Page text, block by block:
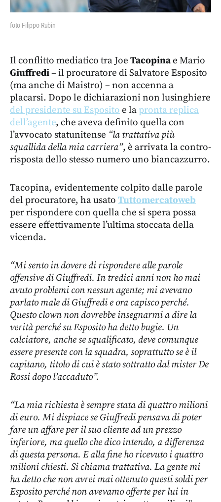
foto Filippo Rubin
Il conflitto mediatico tra Joe Tacopinae Mario
Giuffredi– il procuratore di Salvatore Esposito
(ma anche di Maistro) – non accenna a
placarsi. Dopo le dichiarazioni non lusinghiere
del presidente su Esposito e la pronta replica
dell’agente, che aveva definito quella con
l’avvocato statunitense “la trattativa più
squallida della mia carriera”, è arrivata la contro-
risposta dello stesso numero uno biancazzurro.
Tacopina, evidentemente colpito dalle parole
del procuratore, ha usato Tuttomercatoweb
per rispondere con quella che si spera possa
essere effettivamente l’ultima stoccata della
vicenda.
“Mi sento in dovere di rispondere alle parole
offensive di Giuffredi. In tredici anni non ho mai
avuto problemi con nessun agente; mi avevano
parlato male di Giuffredi e ora capisco perché.
Questo clown non dovrebbe insegnarmi a dire la
verità perché su Esposito ha detto bugie. Un
calciatore, anche se squalificato, deve comunque
essere presente con la squadra, soprattutto se è il
capitano, titolo di cui è stato sottratto dal mister De
Rossi dopo l’accaduto”.
“La mia richiesta è sempre stata di quattro milioni
di euro. Mi dispiace se Giuffredi pensava di poter
fare un affare per il suo cliente ad un prezzo
inferiore, ma quello che dico intendo, a differenza
di questa persona. E alla fine ho ricevuto i quattro
milioni chiesti. Si chiama trattativa. La gente mi
ha detto che non avrei mai ottenuto questi soldi per
Esposito perché non avevamo offerte per lui in